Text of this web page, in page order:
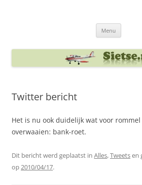
Menu
Twitter bericht
Het is nu ook duidelijk wat voor
overwaaien: bank-roet.
Dit bericht werd geplaatst in Alles,Tweetsen
op2010/04/17.